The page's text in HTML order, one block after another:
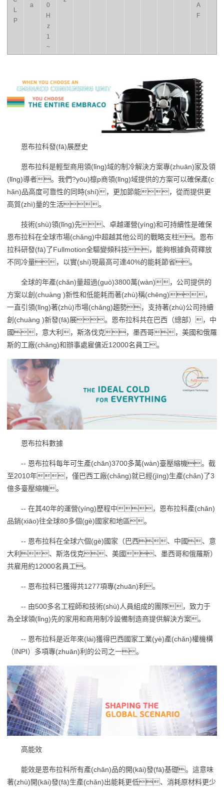
L
P
a
0
H
z
1
~
A
F
恩布拉科發(fā)展歷史
恩布拉科是輕型商用領(lǐng)域的制冷解決方案專(zhuān)家及領
(lǐng)導者。我們?yōu)檩p商領(lǐng)域提供的方案可以確保產(c
hǎn)品高度可靠性的同時(shí)，更加節能，從而提供更
高質(zhì)量的生活。
技術(shù)領(lǐng)先、卓越運營(yíng)和可持續性是確保
恩布拉科在全球市場(chǎng)中超越其他公司的戰略支柱。恩布
拉科研發(fā)了Fullmotion全驅變頻科技，能夠根據負荷釋放
不同冷量，以實(shí)現最高可達40%的能耗節省。
全球的年產(chǎn)量超過(guò)3800萬(wàn)，公司提供的
方案以創(chuàng )新性和低能耗而著(zhù)稱(chēng)，
一直引領(lǐng)著(zhù)市場(chǎng)趨勢，支持著(zhù)公司持續
創(chuàng )新發(fā)展。恩布拉科共在巴西（總部），中
國，意大利，斯洛伐克，墨西哥，美國和俄羅
斯的工廠(chǎng)和辦事處雇傭近12000名員工。
恩布拉科數據
-- 恩布拉科每年可生產(chǎn)3700多萬(wàn)臺壓縮機。截
至2010年，僅巴西工廠(chǎng)就已經(jīng)生產(chǎn)了3
億多臺壓縮機。
-- 在其40年的運營(yíng)歷程中，恩布拉科產(chǎn)
品銷(xiāo)往全球80多個(gè)國家和地區。
-- 恩布拉科在全球六個(gè)國家（巴西、中國、意
大利、斯洛伐克、美國、墨西哥和俄羅斯）
共雇用約12000名員工。
-- 恩布拉科已獲得共1277項專(zhuān)利。
-- 由500多名工程師和技術(shù)人員組成的團隊，致力于
為全球領(lǐng)先的家用和商用制冷設備制造商提供解決方案。
-- 恩布拉科是近年來(lái)獲得巴西國家工業(yè)產(chǎn)權機構
（INPI）多項專(zhuān)利的公司之一。
高能效
能效是恩布拉科所有產(chǎn)品的開(kāi)發(fā)基礎。這意味
著(zhù)開(kāi)發(fā)生產(chǎn)出能耗更低、消耗原材料更少